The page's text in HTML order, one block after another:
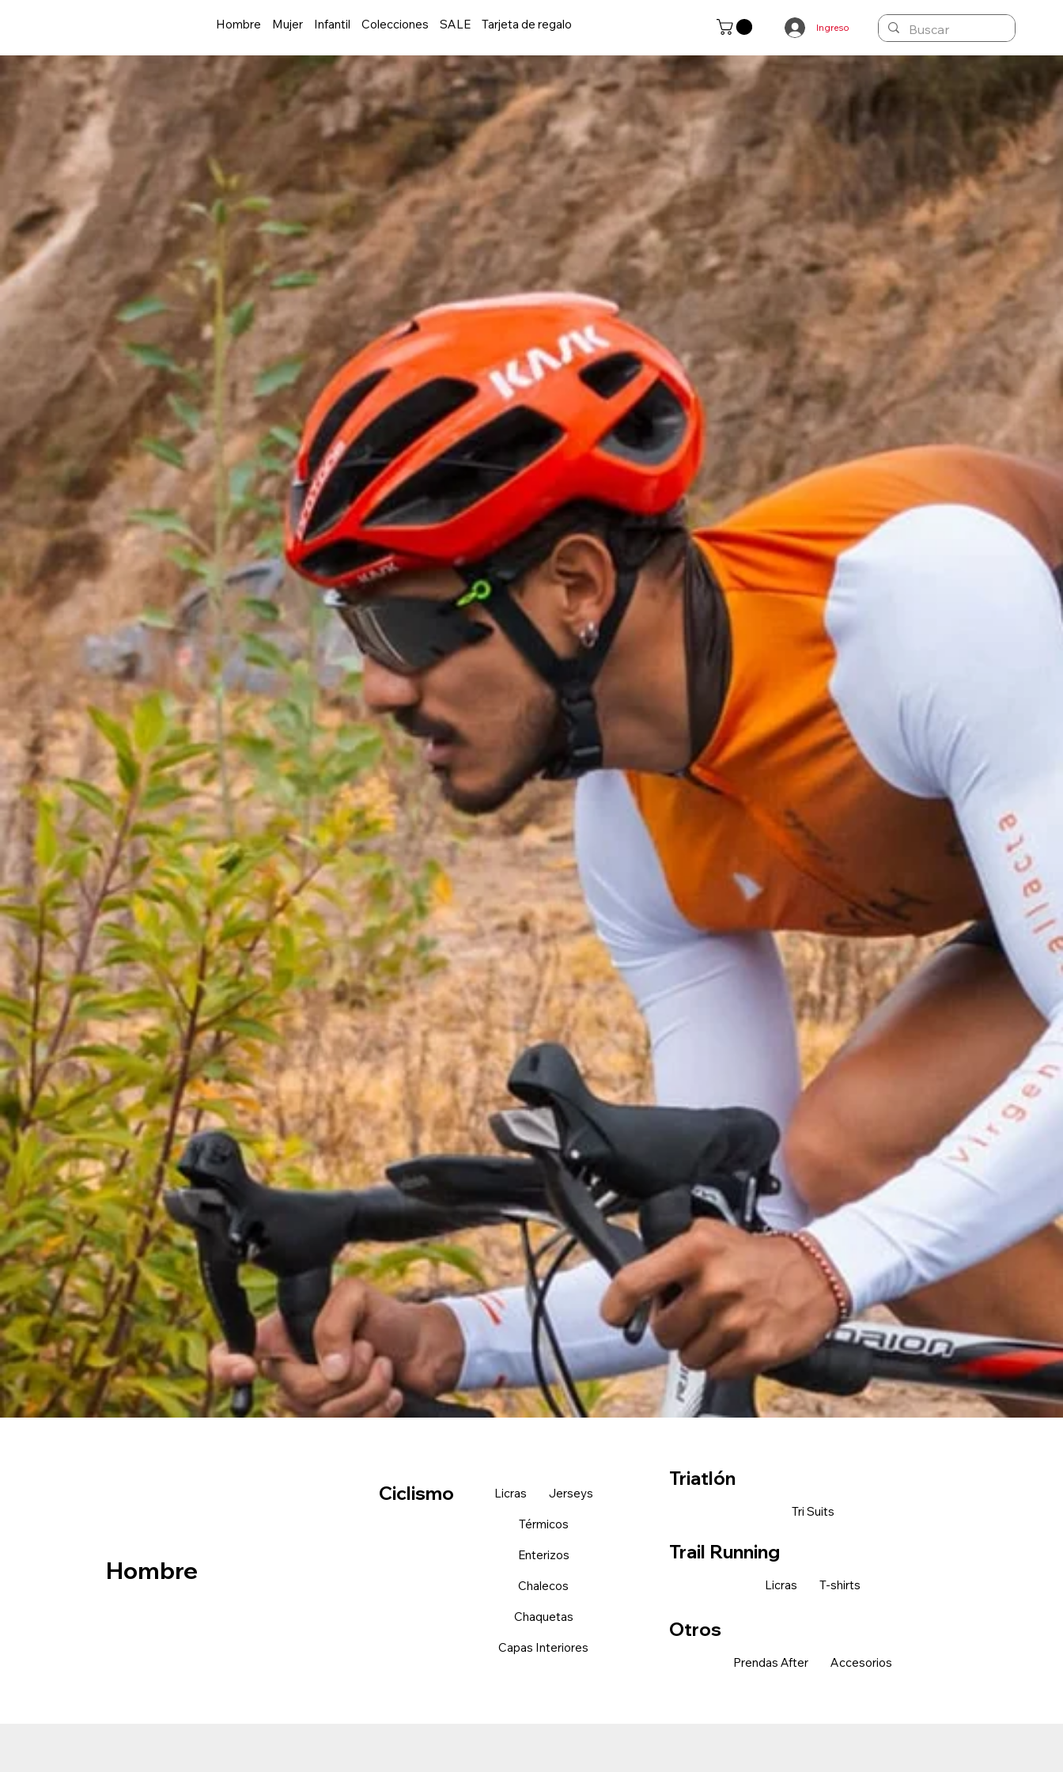
Hombre Mujer Infantil Colecciones SALE Tarjeta de regalo Ingreso
Hombre
Ciclismo Licras Jerseys
Térmicos
Enterizos
Chalecos
Chaquetas
Capas Interiores
Triatlón
Tri Suits
Trail Running
Licras T-shirts
Otros
Prendas After Accesorios